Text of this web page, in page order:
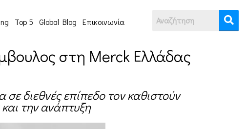
Top 5 Global Blog Επικοινωνία
στη Merck Ελλάδας
σε διεθνές επίπεδο τον καθιστούν
την ανάπτυξη